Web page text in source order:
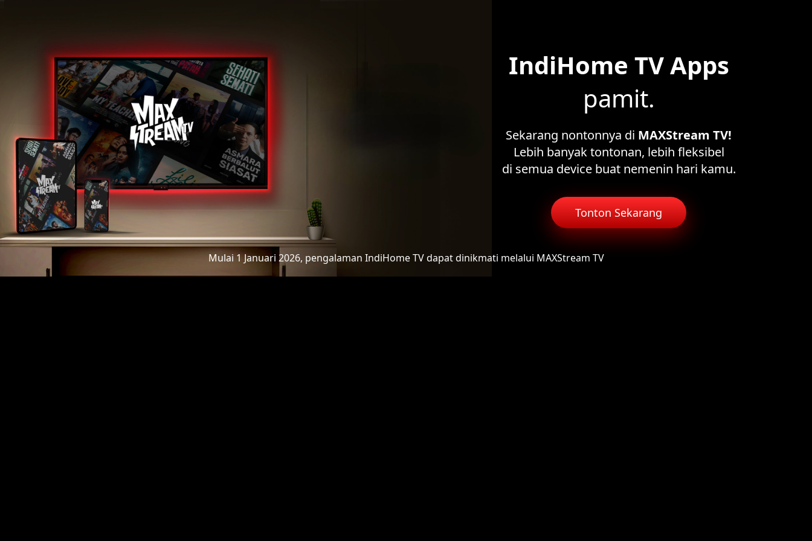
IndiHome TV Apps
pamit.
Sekarang nontonnya di MAXStream TV!
Lebih banyak tontonan, lebih fleksibel
di semua device buat nemenin hari kamu.
Tonton Sekarang
Mulai 1 Januari 2026, pengalaman IndiHome TVdapat dinikmati melalui MAXStream TV